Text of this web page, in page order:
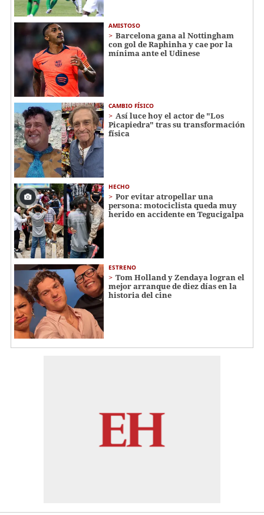
AMISTOSO
Barcelona gana al Nottingham
con gol de Raphinha y cae por la
mínima ante el Udinese
CAMBIO FÍSICO
Así luce hoy el actor de "Los
Picapiedra" tras su transformación
física
HECHO
Por evitar atropellar una
persona: motociclista queda muy
herido en accidente en Tegucigalpa
ESTRENO
Tom Holland y Zendaya logran el
mejor arranque de diez días en la
historia del cine